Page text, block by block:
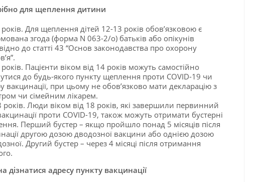
для щеплення дитини
Для щеплення дітей 12-13 років обов’язковою є
згода (форма N 063-2/о) батьків або опікунів
до статті 43 “Основ законодавства про охорону
Пацієнти віком від 14 років можуть самостійно
до будь-якого пункту щеплення проти COVID-19 чи
вакцинації, при цьому не обов’язково мати декларацію з
чи сімейним лікарем.
років. Люди віком від 18 років, які завершили первинний
проти COVID-19, також можуть отримати бустерні
Перший бустер – якщо пройшло понад 5 місяців після
другою дозою дводозної вакцини або однією дозою
Другий бустер – через 4 місяці після отримання
дізнатися адресу пункту вакцинації